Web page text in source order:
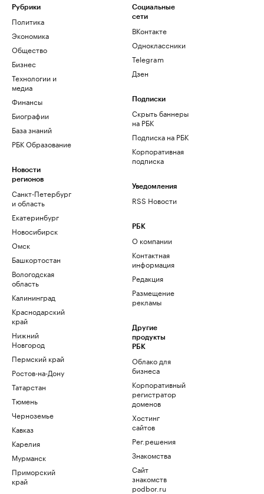
Рубрики
Политика
Экономика
Общество
Бизнес
Технологии и
медиа
Финансы
Биографии
База знаний
РБК Образование
Новости
регионов
Санкт-Петербург
и область
Екатеринбург
Новосибирск
Омск
Башкортостан
Вологодская
область
Калининград
Краснодарский
край
Нижний
Новгород
Пермский край
Ростов-на-Дону
Татарстан
Тюмень
Черноземье
Кавказ
Карелия
Мурманск
Приморский
край
Социальные
сети
ВКонтакте
Одноклассники
Telegram
Дзен
Подписки
Скрыть баннеры
на РБК
Подписка на РБК
Корпоративная
подписка
Уведомления
RSS Новости
РБК
О компании
Контактная
информация
Редакция
Размещение
рекламы
Другие
продукты
РБК
Облако для
бизнеса
Корпоративный
регистратор
доменов
Хостинг
сайтов
Рег.решения
Знакомства
Сайт
знакомств
podbor.ru